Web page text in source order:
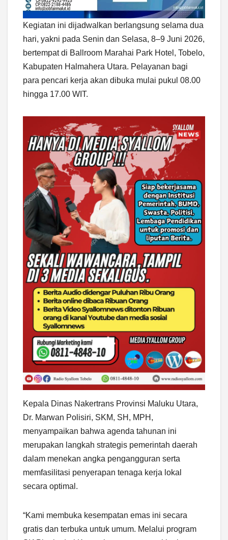
Kegiatan ini dijadwalkan berlangsung selama dua
hari, yakni pada Senin dan Selasa, 8–9 Juni 2026,
bertempat di Ballroom Marahai Park Hotel, Tobelo,
Kabupaten Halmahera Utara. Pelayanan bagi
para pencari kerja akan dibuka mulai pukul 08.00
hingga 17.00 WIT.
Kepala Dinas Nakertrans Provinsi Maluku Utara,
Dr. Marwan Polisiri, SKM, SH, MPH,
menyampaikan bahwa agenda tahunan ini
merupakan langkah strategis pemerintah daerah
dalam menekan angka pengangguran serta
memfasilitasi penyerapan tenaga kerja lokal
secara optimal.
“Kami membuka kesempatan emas ini secara
gratis dan terbuka untuk umum. Melalui program